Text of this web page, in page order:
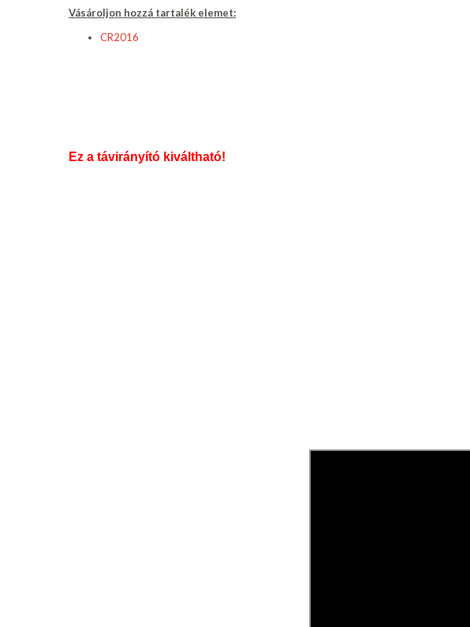
Vásároljon hozzá tartalék elemet:
CR2016
Ez a távirányító kiváltható!